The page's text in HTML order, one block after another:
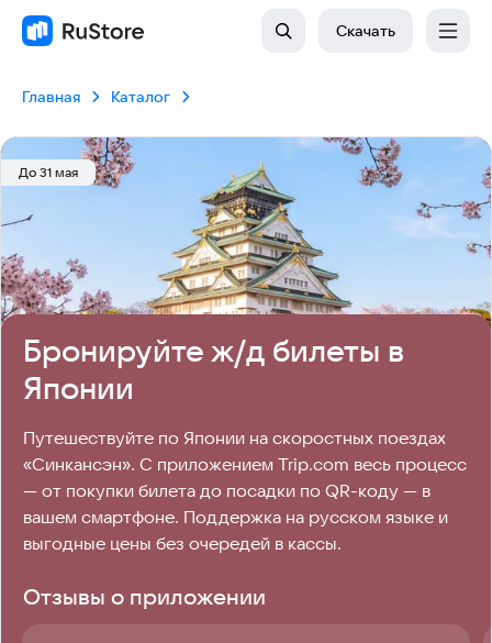
Скачать
Главная Каталог
До 31 мая
Бронируйте ж/д билеты в
Японии
Путешествуйте по Японии на скоростных поездах
«Синкансэн». С приложением Trip.com весь процесс
— от покупки билета до посадки по QR-коду — в
вашем смартфоне. Поддержка на русском языке и
выгодные цены без очередей в кассы.
Отзывы о приложении